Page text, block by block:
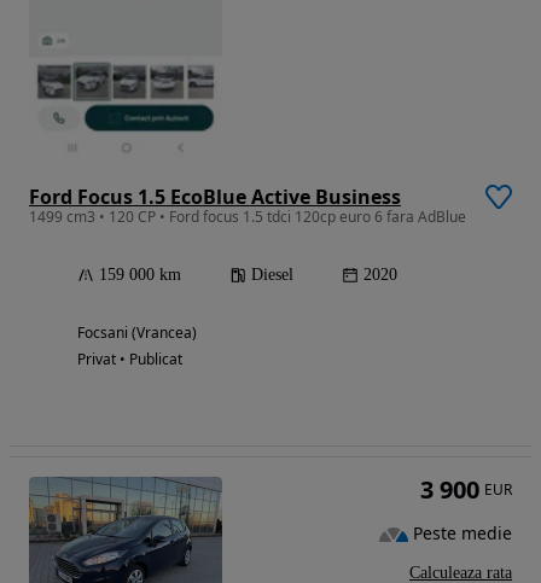
Ford Focus 1.5 EcoBlue Active Business
1499 cm3 • 120 CP • Ford focus 1.5 tdci 120cp euro 6 fara AdBlue
159 000 km Diesel 2020
Focsani (Vrancea)
Privat • Publicat
3 900 EUR
Peste medie
Calculeaza rata